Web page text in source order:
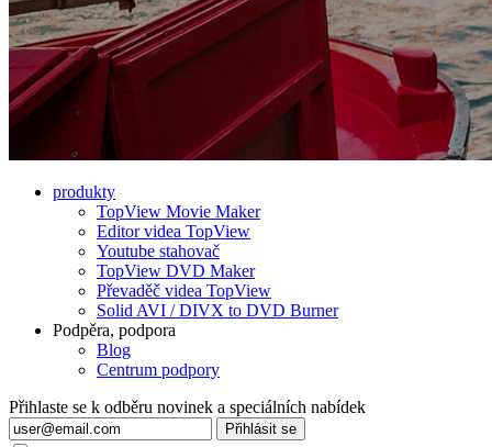
produkty
TopView Movie Maker
Editor videa TopView
Youtube stahovač
TopView DVD Maker
Převaděč videa TopView
Solid AVI / DIVX to DVD Burner
Podpěra, podpora
Blog
Centrum podpory
Přihlaste se k odběru novinek a speciálních nabídek
Přihlásit se